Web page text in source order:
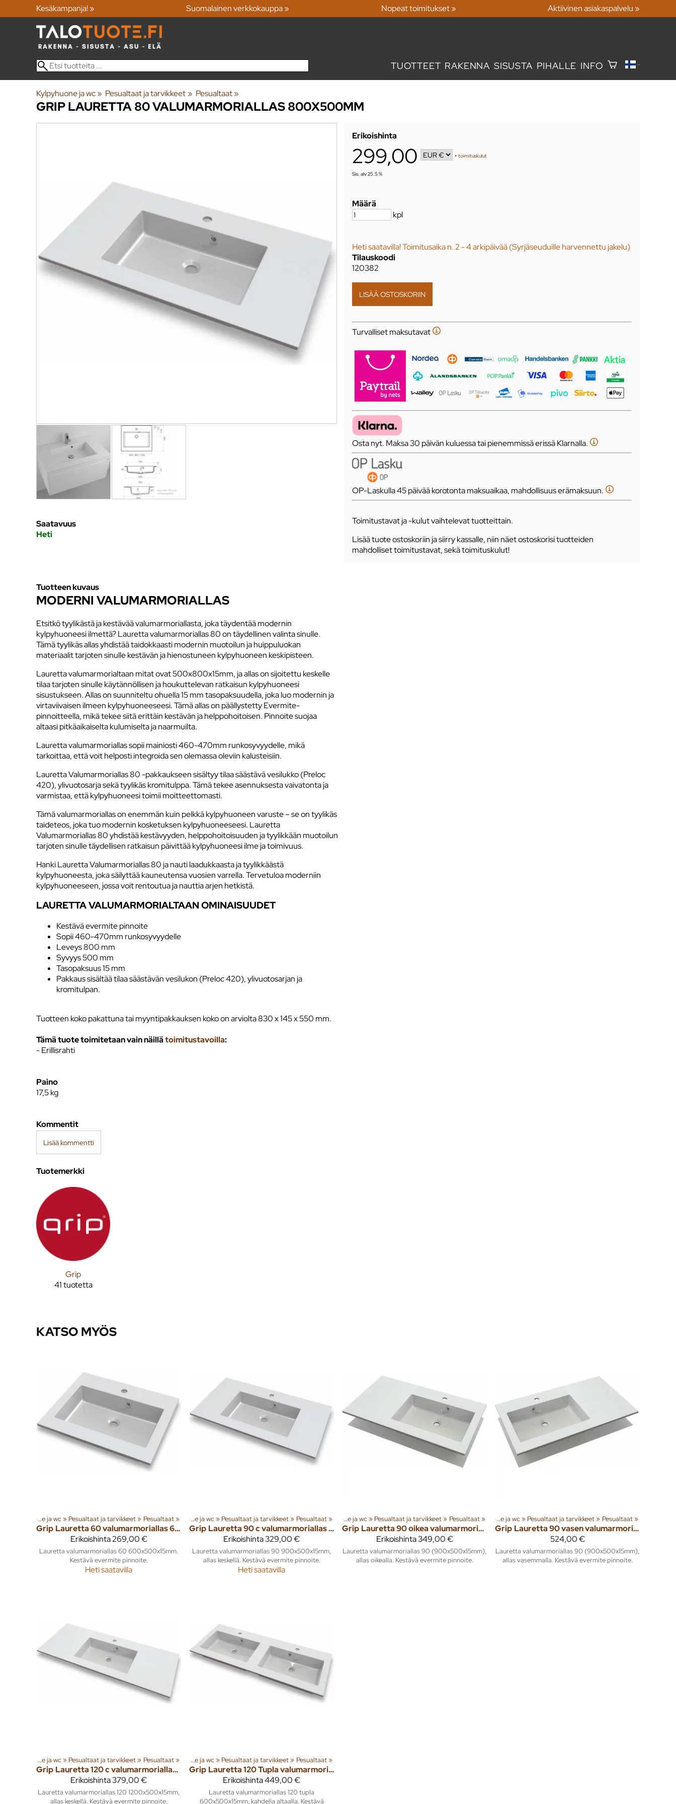
Kesäkampanja! » Suomalainen verkkokauppa » Nopeat toimitukset » Aktiivinen asiakaspalvelu »
TUOTTEET RAKENNA SISUSTA PIHALLE INFO
Kylpyhuone ja wc‪» Pesualtaat ja tarvikkeet ‪» Pesualtaat ‪»
GRIPLAURETTA 80 VALUMARMORIALLAS 800X500MM
Erikoishinta
299,00 +toimituskulut
Sis. alv 25.5 %
Määrä
kpl
Heti saatavilla! Toimitusaika n. 2 - 4 arkipäivää (Syrjäseuduille harvennettu jakelu)
Tilauskoodi
120382
Turvalliset maksutavat
Osta nyt. Maksa 30 päivän kuluessa tai pienemmissä erissä Klarnalla.
OP-Laskulla 45 päivää korotonta maksuaikaa, mahdollisuus erämaksuun.
Toimitustavat ja -kulut vaihtelevat tuotteittain.
Lisää tuote ostoskoriin ja siirry kassalle, niin näet ostoskorisi tuotteiden
mahdolliset toimitustavat, sekä toimituskulut!
Saatavuus
Heti
Tuotteen kuvaus
MODERNI VALUMARMORIALLAS
Etsitkö tyylikästä ja kestävää valumarmoriallasta, joka täydentää modernin
kylpyhuoneesi ilmettä? Lauretta valumarmoriallas 80 on täydellinen valinta sinulle.
Tämä tyylikäs allas yhdistää taidokkaasti modernin muotoilun ja huippuluokan
materiaalit tarjoten sinulle kestävän ja hienostuneen kylpyhuoneen keskipisteen.
Lauretta valumarmorialtaan mitat ovat 500x800x15mm, ja allas on sijoitettu keskelle
tilaa tarjoten sinulle käytännöllisen ja houkuttelevan ratkaisun kylpyhuoneesi
sisustukseen. Allas on suunniteltu ohuella 15 mm tasopaksuudella, joka luo modernin ja
virtaviivaisen ilmeen kylpyhuoneeseesi. Tämä allas on päällystetty Evermite-
pinnoitteella, mikä tekee siitä erittäin kestävän ja helppohoitoisen. Pinnoite suojaa
altaasi pitkäaikaiselta kulumiselta ja naarmuilta.
Lauretta valumarmoriallas sopii mainiosti 460-470mm runkosyvyydelle, mikä
tarkoittaa, että voit helposti integroida sen olemassa oleviin kalusteisiin.
Lauretta Valumarmoriallas 80 -pakkaukseen sisältyy tilaa säästävä vesilukko (Preloc
420), ylivuotosarja sekä tyylikäs kromitulppa. Tämä tekee asennuksesta vaivatonta ja
varmistaa, että kylpyhuoneesi toimii moitteettomasti.
Tämä valumarmoriallas on enemmän kuin pelkkä kylpyhuoneen varuste – se on tyylikäs
taideteos, joka tuo modernin kosketuksen kylpyhuoneeseesi. Lauretta
Valumarmoriallas 80 yhdistää kestävyyden, helppohoitoisuuden ja tyylikkään muotoilun
tarjoten sinulle täydellisen ratkaisun päivittää kylpyhuoneesi ilme ja toimivuus.
Hanki Lauretta Valumarmoriallas 80 ja nauti laadukkaasta ja tyylikkäästä
kylpyhuoneesta, joka säilyttää kauneutensa vuosien varrella. Tervetuloa moderniin
kylpyhuoneeseen, jossa voit rentoutua ja nauttia arjen hetkistä.
LAURETTA VALUMARMORIALTAAN OMINAISUUDET
Kestävä evermite pinnoite
Sopii 460-470mm runkosyvyydelle
Leveys 800 mm
Syvyys 500 mm
Tasopaksuus 15 mm
Pakkaus sisältää tilaa säästävän vesilukon (Preloc 420), ylivuotosarjan ja
kromitulpan.
Tuotteen koko pakattuna tai myyntipakkauksen koko on arviolta 830 x 145 x 550 mm.
Tämä tuote toimitetaan vain näillätoimitustavoilla:
- Erillisrahti
Paino
17,5kg
Kommentit
Lisää kommentti
Tuotemerkki
Grip
41 tuotetta
KATSO MYÖS
Kylpyhuone ja wc‪» Pesualtaat ja tarvikkeet‪» Pesualtaat‪»
Grip
Lauretta 60 valumarmoriallas 600x500mm
Erikoishinta269,00 €
Lauretta valumarmoriallas 60 600x500x15mm.
Kestävä evermite pinnoite.
Heti saatavilla
Tuoteryhmiä ja tuotteita‪»Sisusta‪» Kylpyhuone ja wc‪» Pesualtaat ja tarvikkeet‪» Pesualtaat‪»
Grip
Lauretta 90 c valumarmoriallas 900x500mm
Erikoishinta329,00 €
Lauretta valumarmoriallas 90 900x500x15mm,
allas keskellä. Kestävä evermite pinnoite.
Heti saatavilla
Tuoteryhmiä ja tuotteita‪»Sisusta‪» Kylpyhuone ja wc‪» Pesualtaat ja tarvikkeet‪» Pesualtaat‪»
Grip
Lauretta 90 oikea valumarmoriallas 900x500mm
Erikoishinta349,00 €
Lauretta valumarmoriallas 90 (900x500x15mm),
allas oikealla. Kestävä evermite pinnoite.
Tuoteryhmiä ja tuotteita‪»Sisusta‪» Kylpyhuone ja wc‪» Pesualtaat ja tarvikkeet‪» Pesualtaat‪»
Grip
Lauretta 90 vasen valumarmoriallas 900x500mm
524,00 €
Lauretta valumarmoriallas 90 (900x500x15mm),
allas vasemmalla. Kestävä evermite pinnoite.
Kylpyhuone ja wc‪» Pesualtaat ja tarvikkeet‪» Pesualtaat‪»
Grip
Lauretta 120 c valumarmoriallas 1200x500mm
Erikoishinta379,00 €
Lauretta valumarmoriallas 120 1200x500x15mm,
allas keskellä. Kestävä evermite pinnoite.
Tuoteryhmiä ja tuotteita‪»Sisusta‪» Kylpyhuone ja wc‪» Pesualtaat ja tarvikkeet‪» Pesualtaat‪»
Grip
Lauretta 120 Tupla valumarmoriallas 1200x500mm
Erikoishinta449,00 €
Lauretta valumarmoriallas 120 tupla
600x500x15mm, kahdella altaalla. Kestävä